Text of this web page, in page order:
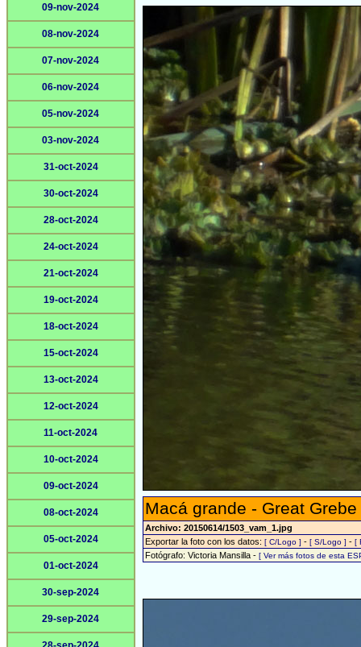
09-nov-2024
08-nov-2024
07-nov-2024
06-nov-2024
05-nov-2024
03-nov-2024
31-oct-2024
30-oct-2024
28-oct-2024
24-oct-2024
21-oct-2024
19-oct-2024
18-oct-2024
15-oct-2024
13-oct-2024
12-oct-2024
11-oct-2024
10-oct-2024
09-oct-2024
08-oct-2024
05-oct-2024
01-oct-2024
30-sep-2024
29-sep-2024
Macá grande - Great
Archivo: 20150614/1503_vam_1.jpg
Exportar la foto con los datos: [ C/Logo ] - [ S/Logo ] - [
Fotógrafo: Victoria Mansilla - [ Ver más fotos de esta